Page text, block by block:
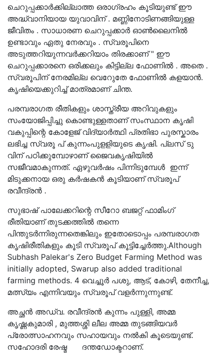
ചെറുപ്പക്കാർക്കില്ലാത്ത ഒരാഗ്രഹം കൂടിയുണ്ട് ഈ
അദ്ധ്വാനിയായ യുവാവിന് . മണ്ണിനോടിണങ്ങിയുള്ള
ജീവിതം . സാധാരണ ചെറുപ്പക്കാർ ഓൺലൈനിൽ
ഉണ്ടാവും ഏതു നേരവും . സ്വരൂപിനെ
അടുത്തറിയുന്നവർക്കറിയാം തിരക്കാണ് " ഈ
ചെറുപ്പക്കാരനെ ഒരിക്കലും കിട്ടില്ല ഫോണിൽ . അതെ .
സ്വരൂപിന് നേരമില്ല വെറുേതേ ഫോണിൽ കളയാൻ.
കൃഷിയെക്കുറിച്ച് മാത്രമാണ് ചിന്ത.
പരമ്പരാഗത രീതികളും ശാസ്ത്രീയ അറിവുകളും
സംയോജിപ്പിച്ചു കൊണ്ടുള്ളതാണ് സംസ്ഥാന കൃഷി
വകുപ്പിന്റെ കോളേജ് വിദ്യാർത്ഥി പ്രതിഭാ പുരസ്കാരം
ലഭിച്ച സ്വരൂ പ് കുന്നംപുളളിയുടെ കൃഷി. പ്ലസ് ടു
വിന് പഠിക്കുമ്പോഴാണ് ജൈവകൃഷിയിൽ
സജീവമാകുന്നത്. ഏഴുവർഷം പിന്നിടുമ്പേൾ ഇന്ന്
മിടുക്കനായ ഒരു കർഷകൻ കൂടിയാണ് സ്വരൂപ്
രവീന്ദ്രൻ .
സുഭാഷ് പാലേക്കറിന്റെ സീറോ ബജറ്റ് ഫാമിംഗ്
രീതിയാണ് തുടക്കത്തിൽ തന്നെ
പിന്തുടർന്നിരുന്നതെങ്കിലും ഇതോടൊപ്പം പരമ്പരാഗത
കൃഷിരീതികളും കൂടി സ്വരൂപ് കൂട്ടിച്ചേർത്തു.Although
Subhash Palekar's Zero Budget Farming Method was
initially adopted, Swarup also added traditional
farming methods. 4 വെച്ചൂർ പശു, ആട്, കോഴി, തേനീച്ച,
മത്സ്യം എന്നിവയും സ്വരൂപ് വളർന്നുന്നുണ്ട്.
അച്ഛൻ അഡ്വ. രവീന്ദ്രൻ കുന്നം പുള്ളി, അമ്മ
കൃഷ്ണകുമാരി , മുത്തശ്ശി ലീല അമ്മ തുടങ്ങിയവർ
പ്രോത്സാഹനവും സഹായവും നൽകി കൂടെയുണ്ട്.
സഹോദരി രേഷ്മ ദന്തഡോക്ടറാണ്.